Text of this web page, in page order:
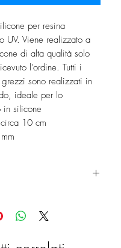
per resina
UV. Viene realizzato a
di alta qualità solo
l'ordine. Tutti i
sono realizzati in
ideale per lo
in silicone
10 cm
dimensioni
qualsiasi momento se